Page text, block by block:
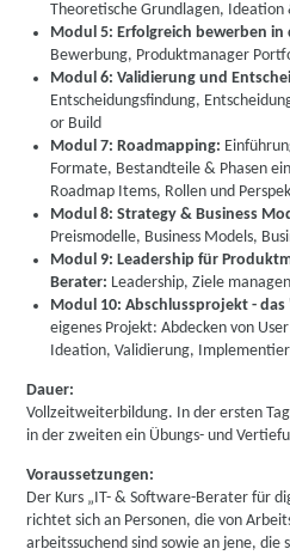
Theoretische Grundlagen,
Modul 5: Erfolgreich bewerben in
Bewerbung, Produktmanager
Modul 6: Validierung und
Entscheidungsfindung,
or Build
Modul 7: Roadmapping:
Formate, Bestandteile & Phasen
Roadmap Items, Rollen und
Modul 8: Strategy & Business
Preismodelle, Business Models,
Modul 9: Leadership für
Berater: Leadership, Ziele
Modul 10: Abschlussprojekt -
eigenes Projekt: Abdecken von
Ideation, Validierung,
Dauer:
Vollzeitweiterbildung. In der ersten
in der zweiten ein Übungs- und
Voraussetzungen:
Der Kurs „IT- & Software-Berater für
richtet sich an Personen, die von
arbeitssuchend sind sowie an jene,